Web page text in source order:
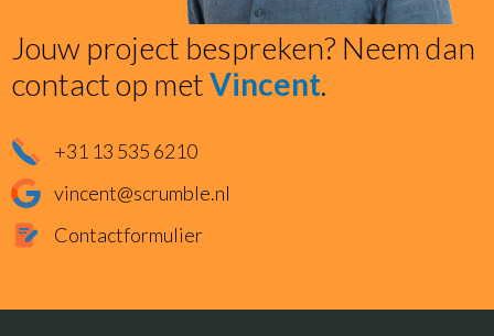
Jouw project bespreken? Neem dan
contact op metVincent.
+31 13 535 6210
vincent@scrumble.nl
Contactformulier